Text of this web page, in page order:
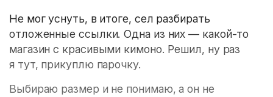
Не мог уснуть, в итоге, сел разбирать
отложенные ссылки. Одна из них — какой-то
магазин с красивыми кимоно. Решил, ну раз
я тут, прикуплю парочку.
Выбираю размер и не понимаю, а он не